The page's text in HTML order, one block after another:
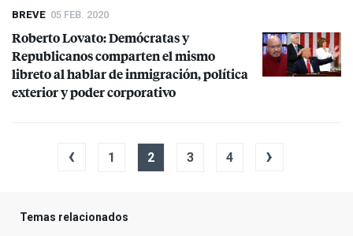
BREVE 05 FEB. 2020
Roberto Lovato: Demócratas y
Republicanos comparten el mismo
libreto al hablar de inmigración, política
exterior y poder corporativo
‹ 1 2 3 4 ›
Temas relacionados